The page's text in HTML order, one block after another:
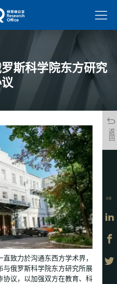
菜单
斯科学院东方研究
返回
直致力於沟通东西方学术界，
与俄罗斯科学院东方研究所展
协议，以加强双方在教育、科
分享